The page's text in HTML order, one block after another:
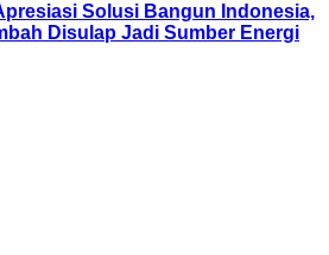
Solusi Bangun Indonesia,
Disulap Jadi Sumber Energi